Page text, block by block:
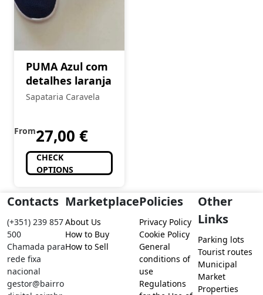
PUMA Azul com
detalhes laranja
Sapataria Caravela
From27,00 €
CHECK
OPTIONS
Contacts
(+351) 239 857
500
Chamada para
rede fixa
nacional
gestor@bairro
Marketplace
About Us
How to Buy
How to Sell
Policies
Privacy Policy
Cookie Policy
General
conditions of
use
Regulations
Other
Links
Parking lots
Tourist routes
Municipal
Market
Properties